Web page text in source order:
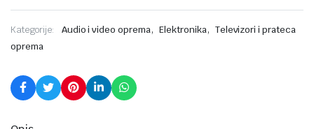
Kategorije: Audio i video oprema, Elektronika, Televizori i prateca
oprema